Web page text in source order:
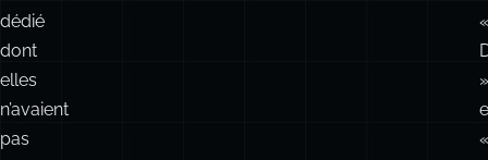
vers
un
service
de
recherche